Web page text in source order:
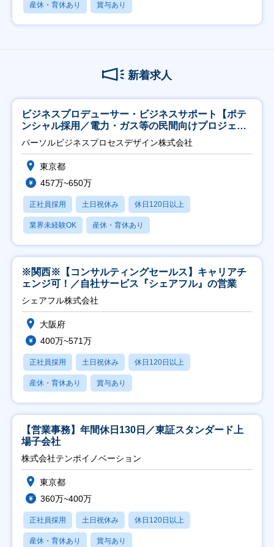
産休・育休あり 賞与あり
新着求人
ビジネスプロデューサー・ビジネスサポート【ポテ
ンシャル採用／電力・ガス等の民間向けプロジェク
ト推進】
パーソルビジネスプロセスデザイン株式会社
東京都
457万~650万
正社員採用 土日祝休み 休日120日以上
業界未経験OK 産休・育休あり
※関西※【コンサルティングセールス】キャリアチ
ェンジ可！／自社サービス『シェアフル』の営業
シェアフル株式会社
大阪府
400万~571万
正社員採用 土日祝休み 休日120日以上
産休・育休あり 賞与あり
【営業事務】年間休日130日／東証スタンダード上
場子会社
株式会社テンポイノベーション
東京都
360万~400万
正社員採用 土日祝休み 休日120日以上
産休・育休あり 賞与あり